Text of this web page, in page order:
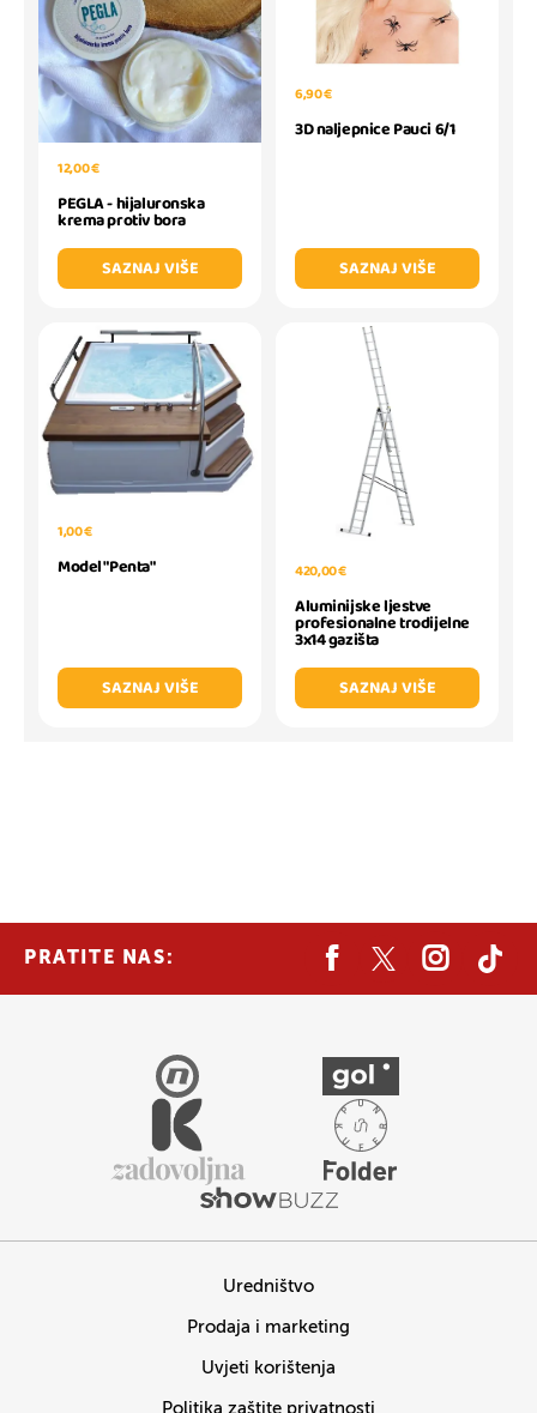
12,00 €
PEGLA - hijaluronska
krema protiv bora
SAZNAJ VIŠE
6,90 €
3D naljepnice Pauci 6/1
SAZNAJ VIŠE
1,00 €
Model "Penta"
SAZNAJ VIŠE
420,00 €
Aluminijske ljestve
profesionalne trodijelne
3x14 gazišta
SAZNAJ VIŠE
PRATITE NAS:
Uredništvo
Prodaja i marketing
Uvjeti korištenja
Politika zaštite privatnosti